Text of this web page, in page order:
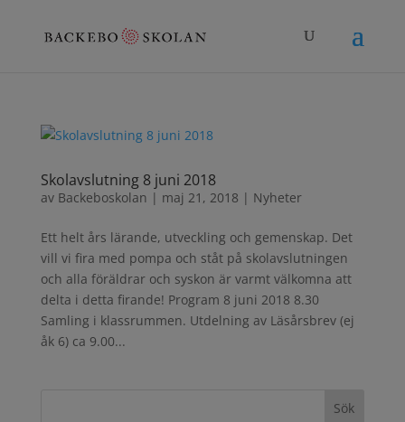
Skolavslutning 8 juni 2018
av Backeboskolan | maj 21, 2018 | Nyheter
Ett helt års lärande, utveckling och gemenskap. Det
vill vi fira med pompa och ståt på skolavslutningen
och alla föräldrar och syskon är varmt välkomna att
delta i detta firande! Program 8 juni 2018 8.30
Samling i klassrummen. Utdelning av Läsårsbrev (ej
åk 6) ca 9.00...